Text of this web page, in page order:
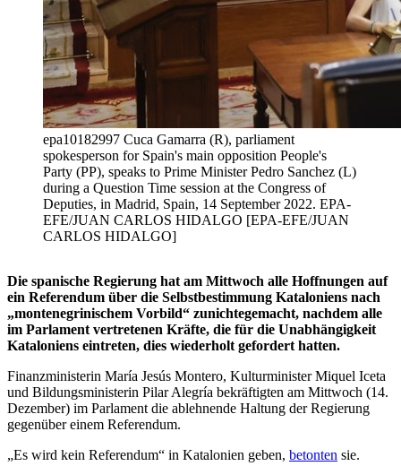
epa10182997 Cuca Gamarra (R), parliament
spokesperson for Spain's main opposition People's
Party (PP), speaks to Prime Minister Pedro Sanchez (L)
during a Question Time session at the Congress of
Deputies, in Madrid, Spain, 14 September 2022. EPA-
EFE/JUAN CARLOS HIDALGO [EPA-EFE/JUAN
CARLOS HIDALGO]
Die spanische Regierung hat am Mittwoch alle Hoffnungen auf
ein Referendum über die Selbstbestimmung Kataloniens nach
„montenegrinischem Vorbild“ zunichtegemacht, nachdem alle
im Parlament vertretenen Kräfte, die für die Unabhängigkeit
Kataloniens eintreten, dies wiederholt gefordert hatten.
Finanzministerin María Jesús Montero, Kulturminister Miquel Iceta
und Bildungsministerin Pilar Alegría bekräftigten am Mittwoch (14.
Dezember) im Parlament die ablehnende Haltung der Regierung
gegenüber einem Referendum.
„Es wird kein Referendum“ in Katalonien geben, betonten sie.